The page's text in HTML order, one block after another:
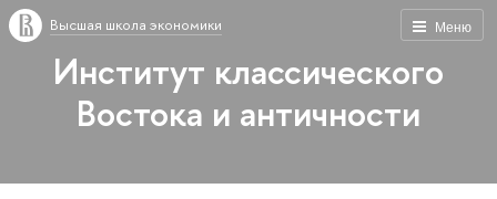
Меню
Высшая школа экономики
Институт классического
Востока и античности